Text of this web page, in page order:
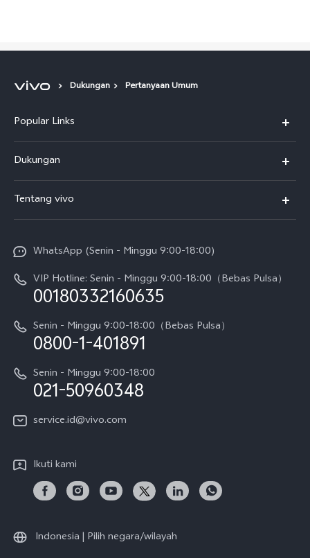
Dukungan Pertanyaan Umum
Popular Links
T5
T5 Pro
V70
V70 FE
Y05
X300 Pro
Gerai Terdekat
Dukungan
Service Center
Funtouch OS
Pembaruan Sistem
Harga Spare Part
Otentikasi IMEI
Kebijakan Garansi vivo
Layanan Perbaikan Antar Jemput
Unduh LUT untuk Memulihkan Log
Tentang vivo
Sejarah
Berita
Pemberitahuan Hukum
Tentang Kami
Pusat Privasi vivo
WhatsApp (Senin - Minggu 9:00-18:00)
VIP Hotline: Senin - Minggu 9:00-18:00（Bebas Pulsa）
00180332160635
Senin - Minggu 9:00-18:00（Bebas Pulsa）
0800-1-401891
Senin - Minggu 9:00-18:00
021-50960348
service.id@vivo.com
Ikuti kami
Indonesia | Pilih negara/wilayah